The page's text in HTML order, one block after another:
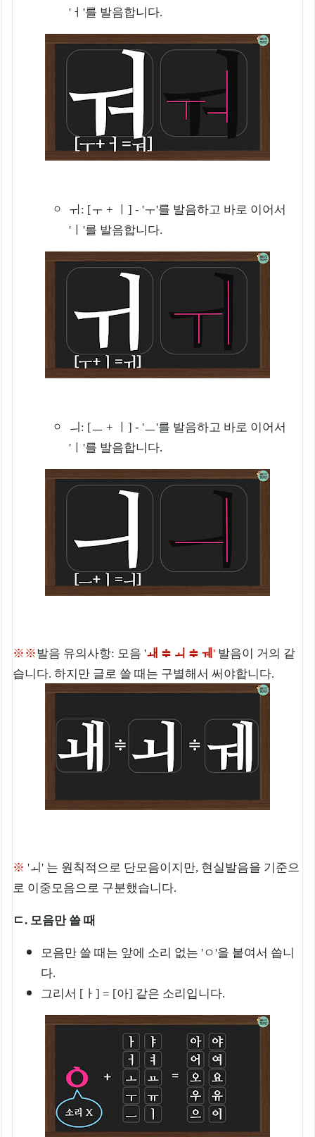
'ㅓ'를 발음합니다.
ㅟ: [ㅜ + ㅣ] - 'ㅜ'를 발음하고 바로 이어서
'ㅣ'를 발음합니다.
ㅢ: [ㅡ + ㅣ] - 'ㅡ'를 발음하고 바로 이어서
'ㅣ'를 발음합니다.
※※발음 유의사항: 모음 'ㅙ ≑ ㅚ ≑ ㅞ ' 발음이 거의 같
습니다. 하지만 글로 쓸 때는 구별해서 써야합니다.
※ 'ㅚ' 는 원칙적으로 단모음이지만, 현실발음을 기준으
로 이중모음으로 구분했습니다.
ㄷ. 모음만 쓸 때
모음만 쓸 때는 앞에 소리 없는 'ㅇ'을 붙여서 씁니
다.
그리서 [ㅏ] = [아] 같은 소리입니다.